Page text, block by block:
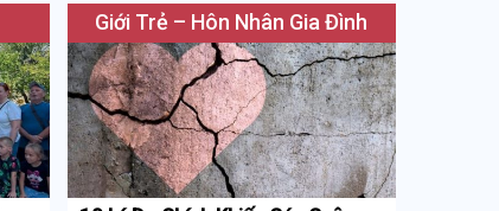
Giới Trẻ – Hôn Nhân Gia Đình